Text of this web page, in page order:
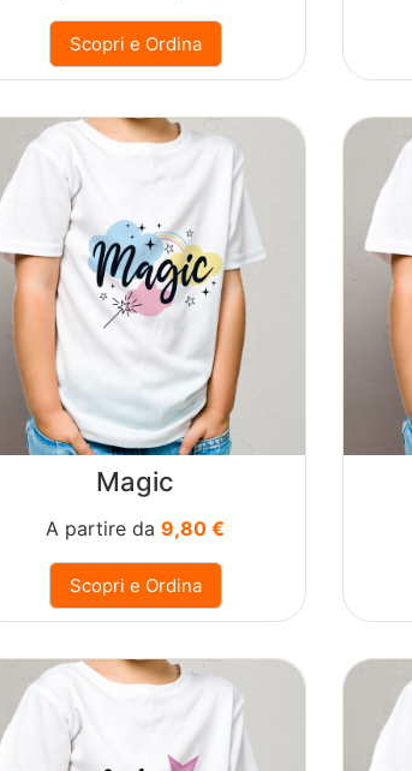
Scopri e Ordina
Magic
A partire da9,80 €
Scopri e Ordina